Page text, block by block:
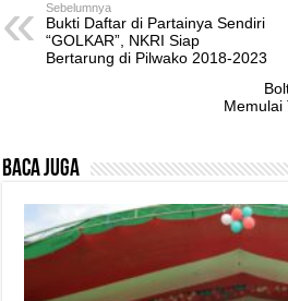
Sebelumnya
Bukti Daftar di Partainya Sendiri
“GOLKAR”, NKRI Siap
Bertarung di Pilwako 2018-2023
Memulai
Baca Juga